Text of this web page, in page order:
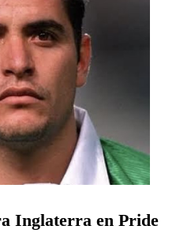
Inglaterra en Pride